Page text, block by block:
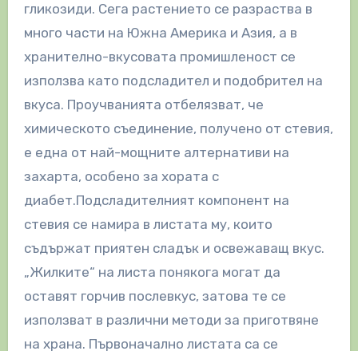
гликозиди. Сега растението се разраства в
много части на Южна Америка и Азия, а в
хранително-вкусовата промишленост се
използва като подсладител и подобрител на
вкуса. Проучванията отбелязват, че
химическото съединение, получено от стевия,
е една от най-мощните алтернативи на
захарта, особено за хората с
диабет.Подсладителният компонент на
стевия се намира в листата му, които
съдържат приятен сладък и освежаващ вкус.
„Жилките“ на листа понякога могат да
оставят горчив послевкус, затова те се
използват в различни методи за приготвяне
на храна. Първоначално листата са се